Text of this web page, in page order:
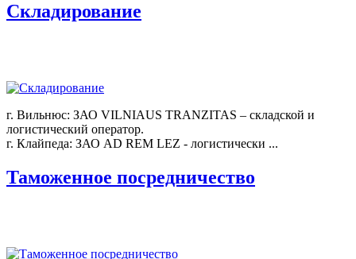
Складирование
г. Вильнюс: ЗАО VILNIAUS TRANZITAS – складской и
логистический оператор.
г. Клайпеда: ЗАО AD REM LEZ - логистически ...
Таможенное посредничество